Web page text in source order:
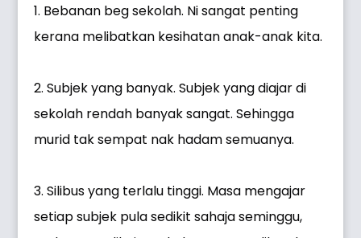
1. Bebanan beg sekolah. Ni sangat penting
kerana melibatkan kesihatan anak-anak kita.
2. Subjek yang banyak. Subjek yang diajar di
sekolah rendah banyak sangat. Sehingga
murid tak sempat nak hadam semuanya.
3. Silibus yang terlalu tinggi. Masa mengajar
setiap subjek pula sedikit sahaja seminggu,